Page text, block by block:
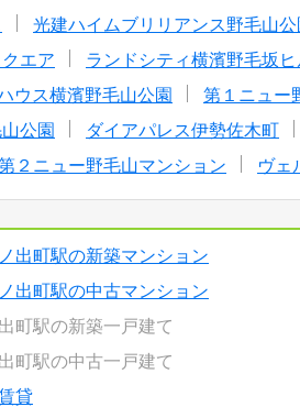
光建ハイムブリリアンス野毛山公
エア
ランドシティ横濱野毛坂
ウス横濱野毛山公園
第１ニュー
公園 ダイアパレス伊勢佐木町
２ニュー野毛山マンション ヴェ
出町駅の新築マンション
出町駅の中古マンション
町駅の新築一戸建て
町駅の中古一戸建て
貸